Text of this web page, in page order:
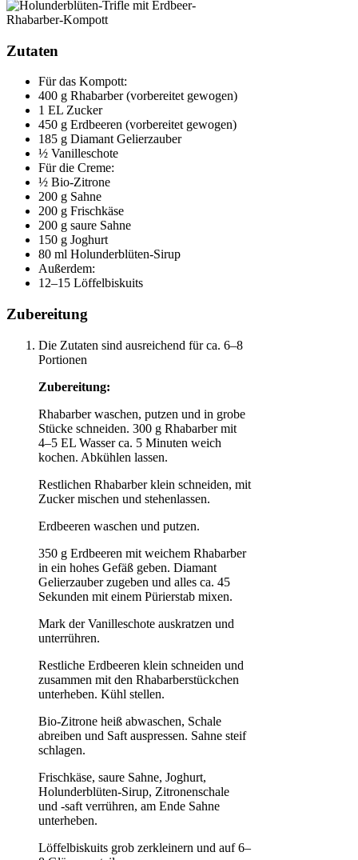
Zutaten
Für das Kompott:
400 g Rhabarber (vorbereitet gewogen)
1 EL Zucker
450 g Erdbeeren (vorbereitet gewogen)
185 g Diamant Gelierzauber
½ Vanilleschote
Für die Creme:
½ Bio-Zitrone
200 g Sahne
200 g Frischkäse
200 g saure Sahne
150 g Joghurt
80 ml Holunderblüten-Sirup
Außerdem:
12–15 Löffelbiskuits
Zubereitung
Die Zutaten sind ausreichend für ca. 6–8
Portionen
Zubereitung:
Rhabarber waschen, putzen und in grobe
Stücke schneiden. 300 g Rhabarber mit
4–5 EL Wasser ca. 5 Minuten weich
kochen. Abkühlen lassen.
Restlichen Rhabarber klein schneiden, mit
Zucker mischen und stehenlassen.
Erdbeeren waschen und putzen.
350 g Erdbeeren mit weichem Rhabarber
in ein hohes Gefäß geben. Diamant
Gelierzauber zugeben und alles ca. 45
Sekunden mit einem Pürierstab mixen.
Mark der Vanilleschote auskratzen und
unterrühren.
Restliche Erdbeeren klein schneiden und
zusammen mit den Rhabarberstückchen
unterheben. Kühl stellen.
Bio-Zitrone heiß abwaschen, Schale
abreiben und Saft auspressen. Sahne steif
schlagen.
Frischkäse, saure Sahne, Joghurt,
Holunderblüten-Sirup, Zitronenschale
und -saft verrühren, am Ende Sahne
unterheben.
Löffelbiskuits grob zerkleinern und auf 6–